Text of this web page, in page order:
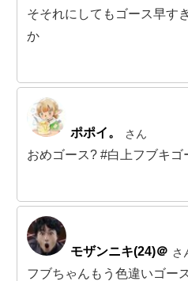
そそれにしてもゴース早す
か
ポポイ。 さん
おめゴース? #白上フブキゴ
モザンニキ(24)＠ さ
フブちゃんもう色違いゴ